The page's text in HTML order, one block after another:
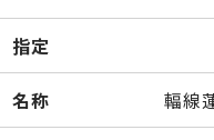
指定
名称 輻線